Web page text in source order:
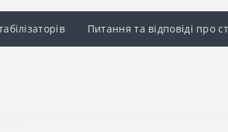
Питання та відповіді про